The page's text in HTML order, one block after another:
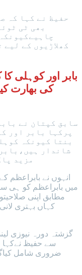
حفیظ نے کہا کہ
بھی ٹی
کھلاڑیوں کے
بابر اور کوہلی
کی بھارت
سابق کپتان نے
پرکہا بابر اور
بنتا کیونکہ
شاندار
مزید
انہوں نے بابراعظم
میں بابراعظم کو ہی
مطابق اپنی
کہاں بہتری
گزشتہ دورہ نیوزی
سے حفیظ نےکہا
ضروری شامل